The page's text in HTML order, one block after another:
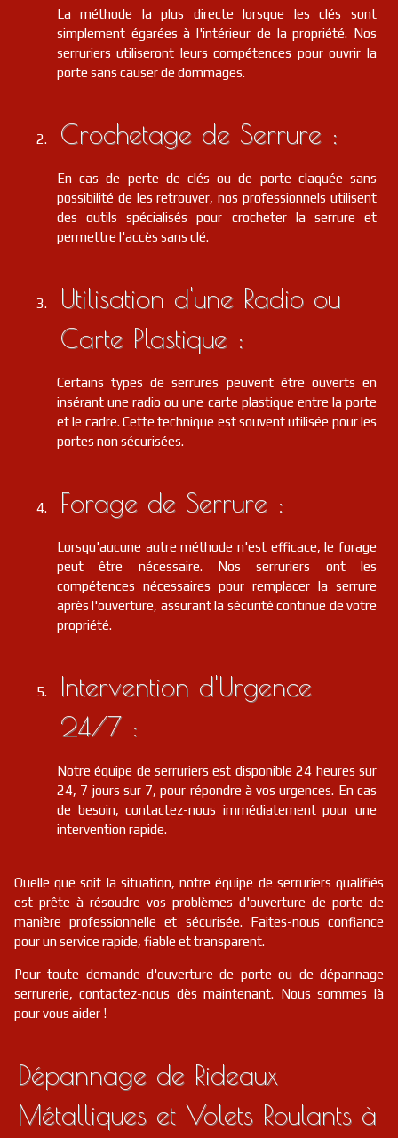
La méthode la plus directe lorsque les clés sont
simplement égarées à l'intérieur de la propriété. Nos
serruriers utiliseront leurs compétences pour ouvrir la
porte sans causer de dommages.
Crochetage de Serrure :
En cas de perte de clés ou de porte claquée sans
possibilité de les retrouver, nos professionnels utilisent
des outils spécialisés pour crocheter la serrure et
permettre l'accès sans clé.
Utilisation d'une Radio ou
Carte Plastique :
Certains types de serrures peuvent être ouverts en
insérant une radio ou une carte plastique entre la porte
et le cadre. Cette technique est souvent utilisée pour les
portes non sécurisées.
Forage de Serrure :
Lorsqu'aucune autre méthode n'est efficace, le forage
peut être nécessaire. Nos serruriers ont les
compétences nécessaires pour remplacer la serrure
après l'ouverture, assurant la sécurité continue de votre
propriété.
Intervention d'Urgence
24/7 :
Notre équipe de serruriers est disponible 24 heures sur
24, 7 jours sur 7, pour répondre à vos urgences. En cas
de besoin, contactez-nous immédiatement pour une
intervention rapide.
Quelle que soit la situation, notre équipe de serruriers qualifiés
est prête à résoudre vos problèmes d'ouverture de porte de
manière professionnelle et sécurisée. Faites-nous confiance
pour un service rapide, fiable et transparent.
Pour toute demande d'ouverture de porte ou de dépannage
serrurerie, contactez-nous dès maintenant. Nous sommes là
pour vous aider !
Dépannage de Rideaux
Métalliques et Volets Roulants à